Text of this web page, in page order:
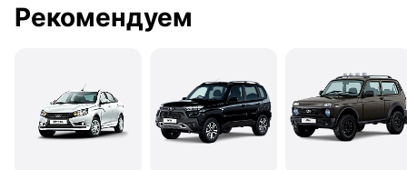
Рекомендуем